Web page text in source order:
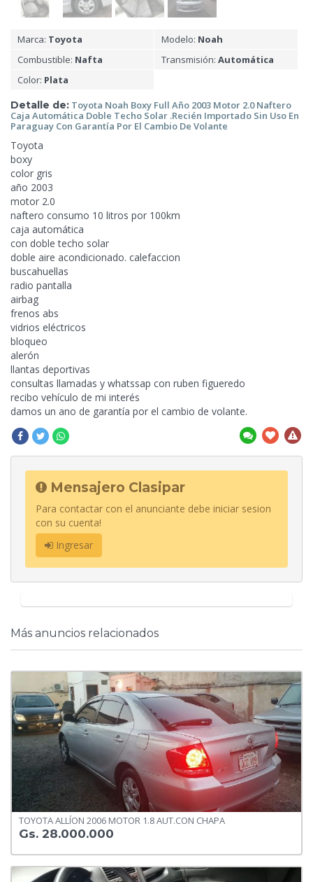
Marca: Toyota Modelo: Noah
Combustible: Nafta Transmisión: Automática
Color: Plata
Detalle de: Toyota Noah Boxy Full Año 2003 Motor 2.0 Naftero
Caja Automática Doble Techo Solar .Recién Importado Sin Uso En
Paraguay Con Garantía Por El Cambio De Volante
Toyota
boxy
color gris
año 2003
motor 2.0
naftero consumo 10 litros por 100km
caja automática
con doble techo solar
doble aire acondicionado. calefaccion
buscahuellas
radio pantalla
airbag
frenos abs
vidrios eléctricos
bloqueo
alerón
llantas deportivas
consultas llamadas y whatssap con ruben figueredo
recibo vehículo de mi interés
damos un ano de garantía por el cambio de volante.
Mensajero Clasipar
Para contactar con el anunciante debe iniciar sesion
con su cuenta!
Ingresar
Más anuncios relacionados
TOYOTA ALLÍON 2006 MOTOR 1.8 AUT.CON CHAPA
Gs. 28.000.000